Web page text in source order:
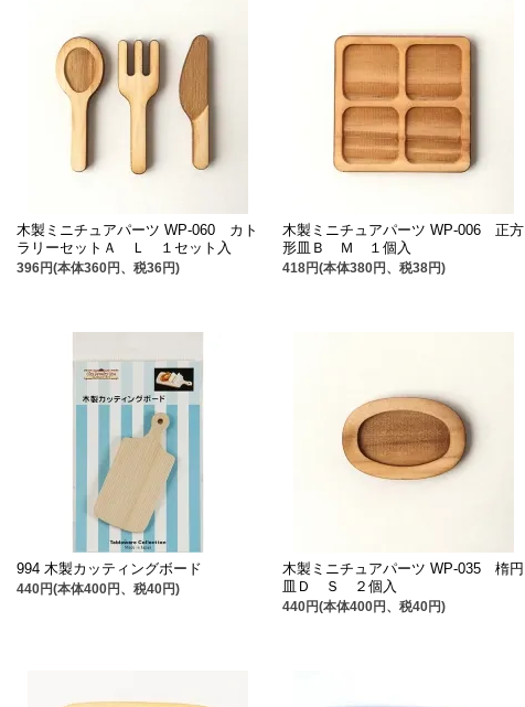
木製ミニチュアパーツ WP-060 カト
ラリーセットＡ Ｌ １セット入
396円(本体360円、税36円)
木製ミニチュアパーツ WP-006 正方
形皿Ｂ Ｍ １個入
418円(本体380円、税38円)
994 木製カッティングボード
440円(本体400円、税40円)
木製ミニチュアパーツ WP-035 楕円
皿Ｄ Ｓ ２個入
440円(本体400円、税40円)